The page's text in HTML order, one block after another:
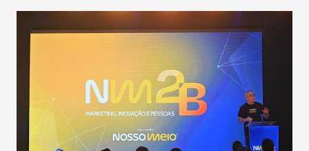
população suspeita e de cuidados com os ambientes
públicos e domiciliares. “Nós não estamos vivendo uma
epidemia comum, como temos em todos os anos, com
aumento de casos de dengue, influenza ou H1N1. Trata-se
de uma epidemia com um vírus diferente, com um poder de
contaminação maior que outros coronavírus”, apontou o
secretário. Segundo ele, é uma epidemia com chance de